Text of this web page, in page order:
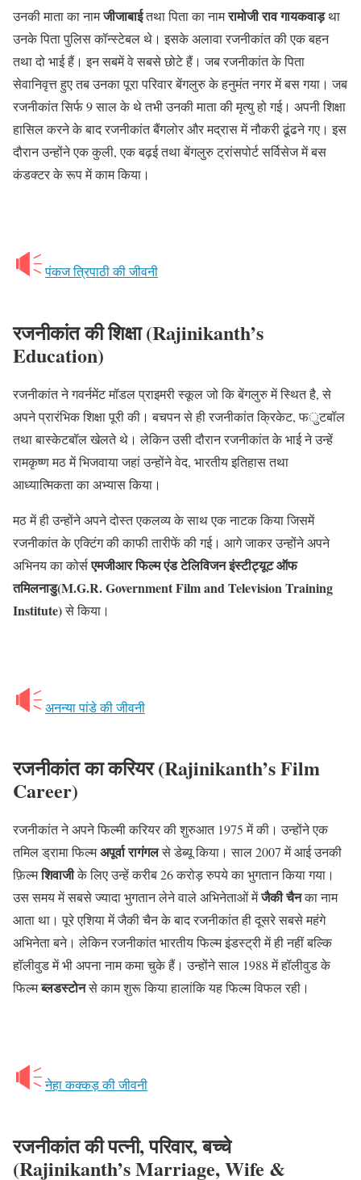
उनकी माता का नामजीजाबाईतथा पिता का नामरामोजी राव गायकवाड़था
उनके पिता पुलिस कॉन्स्टेबल थे। इसके अलावा रजनीकांत की एक बहन
तथा दो भाई हैं। इन सबमें वे सबसे छोटे हैं। जब रजनीकांत के पिता
सेवानिवृत्त हुए तब उनका पूरा परिवार बेंगलुरु के हनुमंत नगर में बस गया। जब
रजनीकांत सिर्फ 9 साल के थे तभी उनकी माता की मृत्यु हो गई। अपनी शिक्षा
हासिल करने के बाद रजनीकांत बैंगलोर और मद्रास में नौकरी ढूंढने गए। इस
दौरान उन्होंने एक कुली, एक बढ़ई तथा बेंगलुरु ट्रांसपोर्ट सर्विसेज में बस
कंडक्टर के रूप में काम किया।
पंकज त्रिपाठी की जीवनी
रजनीकांत की शिक्षा (Rajinikanth’s
Education)
रजनीकांत ने गवर्नमेंट मॉडल प्राइमरी स्कूल जो कि बेंगलुरु में स्थित है, से
अपने प्रारंभिक शिक्षा पूरी की। बचपन से ही रजनीकांत क्रिकेट, फुटबॉल
तथा बास्केटबॉल खेलते थे। लेकिन उसी दौरान रजनीकांत के भाई ने उन्हें
रामकृष्ण मठ में भिजवाया जहां उन्होंने वेद, भारतीय इतिहास तथा
आध्यात्मिकता का अभ्यास किया।
मठ में ही उन्होंने अपने दोस्त एकलव्य के साथ एक नाटक किया जिसमें
रजनीकांत के एक्टिंग की काफी तारीफें की गई। आगे जाकर उन्होंने अपने
अभिनय का कोर्सएमजीआर फिल्म एंड टेलिविजन इंस्टीट्यूट ऑफ
तमिलनाडु(M.G.R. Government Film and Television Training
Institute)से किया।
अनन्या पांडे की जीवनी
रजनीकांत का करियर (Rajinikanth’s Film
Career)
रजनीकांत ने अपने फिल्मी करियर की शुरुआत 1975 में की। उन्होंने एक
तमिल ड्रामा फिल्मअपूर्वा रागंगलसे डेब्यू किया। साल 2007 में आई उनकी
फ़िल्मशिवाजीके लिए उन्हें करीब 26 करोड़ रुपये का भुगतान किया गया।
उस समय में सबसे ज्यादा भुगतान लेने वाले अभिनेताओं मेंजैकी चैनका नाम
आता था। पूरे एशिया में जैकी चैन के बाद रजनीकांत ही दूसरे सबसे महंगे
अभिनेता बने। लेकिन रजनीकांत भारतीय फिल्म इंडस्ट्री में ही नहीं बल्कि
हॉलीवुड में भी अपना नाम कमा चुके हैं। उन्होंने साल 1988 में हॉलीवुड के
फिल्मब्लडस्टोनसे काम शुरू किया हालांकि यह फिल्म विफल रही।
नेहा कक्कड़ की जीवनी
रजनीकांत की पत्नी, परिवार, बच्चे
(Rajinikanth’s Marriage, Wife &